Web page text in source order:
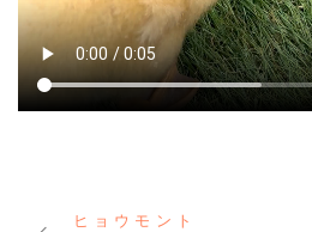
ヒョウモント